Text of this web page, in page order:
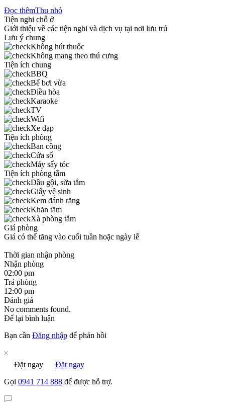
Đọc thêmThu nhỏ
Tiện nghi chỗ ở
Giới thiệu về các tiện nghi và dịch vụ tại nơi lưu trú
Lưu ý chung
Không hút thuốc
Không mang theo thú cưng
Tiện ích chung
BBQ
Bể bơi vừa
Điều hòa
Karaoke
TV
Wifi
Xe đạp
Tiện ích phòng
Ban công
Cửa sổ
Máy sấy tóc
Tiện ích phòng tắm
Dầu gội, sữa tắm
Giấy vệ sinh
Kem đánh răng
Khăn tắm
Xà phòng tắm
Giá phòng
Giá có thể tăng vào cuối tuần hoặc ngày lễ
Thời gian nhận phòng
Nhận phòng
02:00 pm
Trả phòng
12:00 pm
Đánh giá
No comments found.
Để lại bình luận
Bạn cần Đăng nhập để phản hồi
Đặt ngay
Đặt ngay
Gọi 0941 714 888 để được hỗ trợ.